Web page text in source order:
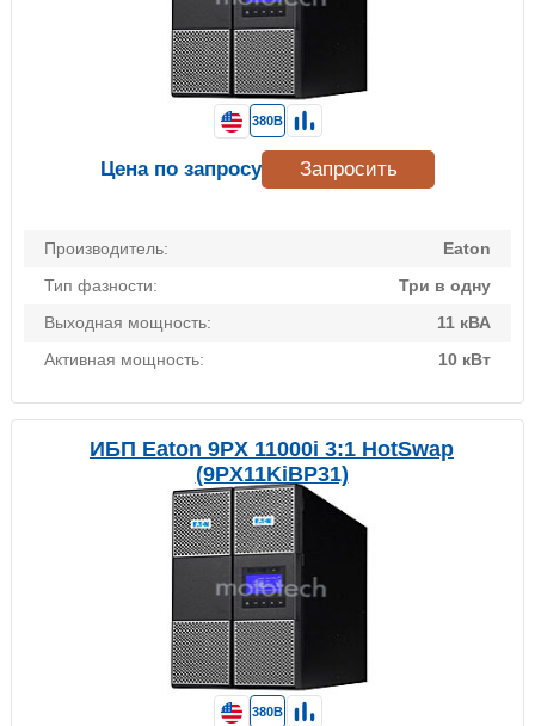
Производитель:
Eaton
Тип фазности:
Три в одну
Выходная мощность:
11 кВА
Активная мощность:
10 кВт
380В
Цена по запросу Запросить
ИБП Eaton 9PX 11000i 3:1 HotSwap
(9PX11KiBP31)
380В